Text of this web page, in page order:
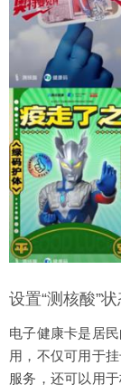
设置“测核酸”
电子健康卡是居
用，不仅可用于
服务，还可以用